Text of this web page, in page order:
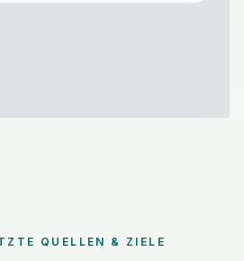
QUELLEN & ZIELE